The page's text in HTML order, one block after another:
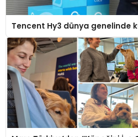
Tencent Hy3 dünya genelinde